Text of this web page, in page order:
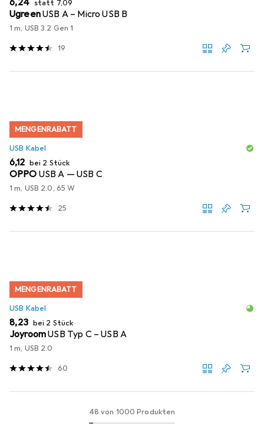
EUR
6,24 statt 7,09
UgreenUSB A – Micro USB B
1 m, USB 3.2 Gen 1
19
MENGENRABATT
USB Kabel
EUR
6,12 bei 2 Stück
OPPO USB A — USB C
1 m, USB 2.0, 65 W
25
MENGENRABATT
USB Kabel
EUR
8,23 bei 2 Stück
JoyroomUSB Typ C – USB A
1 m, USB 2.0
60
48 von 1000 Produkten